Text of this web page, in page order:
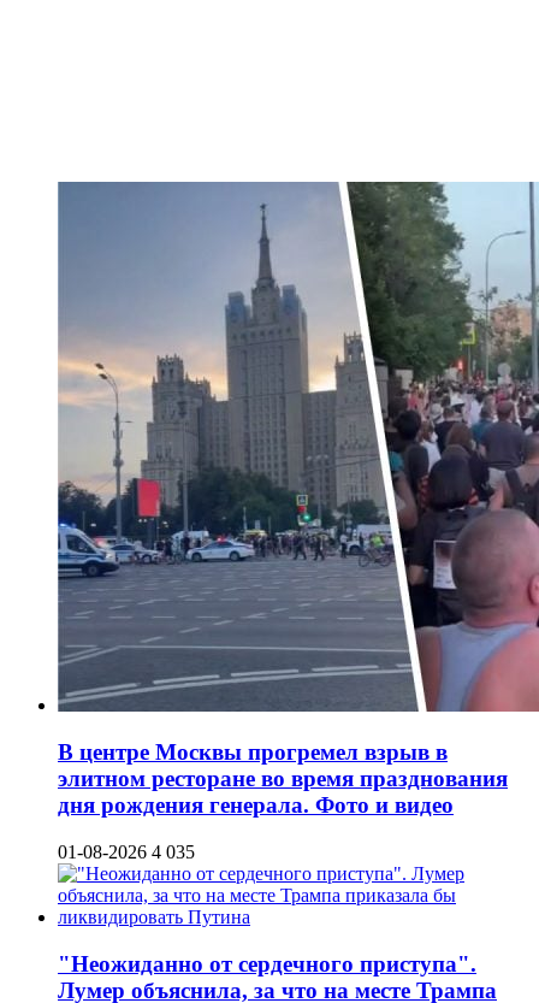
В центре Москвы прогремел взрыв в
элитном ресторане во время празднования
дня рождения генерала. Фото и видео
01-08-2026 4 035
"Неожиданно от сердечного приступа".
Лумер объяснила, за что на месте Трампа